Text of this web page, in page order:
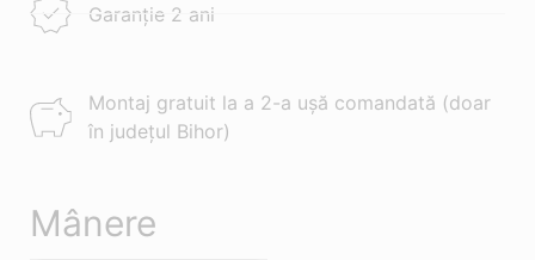
Garanție 2 ani
Montaj gratuit la a 2-a ușă comandată (doar
în județul Bihor)
Mânere